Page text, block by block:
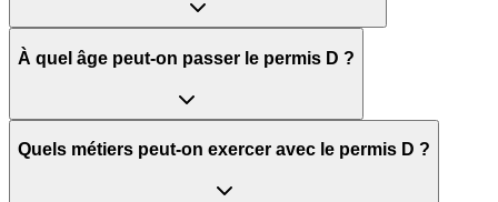
À quel âge peut-on passer le permis D ?
Quels métiers peut-on exercer avec le permis D ?